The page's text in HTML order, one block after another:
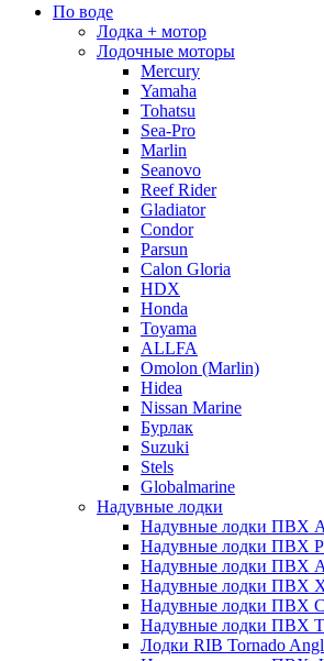
По воде
Лодка + мотор
Лодочные моторы
Mercury
Yamaha
Tohatsu
Sea-Pro
Marlin
Seanovo
Reef Rider
Gladiator
Condor
Parsun
Calon Gloria
HDX
Honda
Toyama
ALLFA
Omolon (Marlin)
Hidea
Nissan Marine
Бурлак
Suzuki
Stels
Globalmarine
Надувные лодки
Надувные лодки ПВХ
Надувные лодки ПВХ
Надувные лодки ПВХ
Надувные лодки ПВХ
Надувные лодки ПВХ
Надувные лодки ПВХ
Лодки RIB Tornado